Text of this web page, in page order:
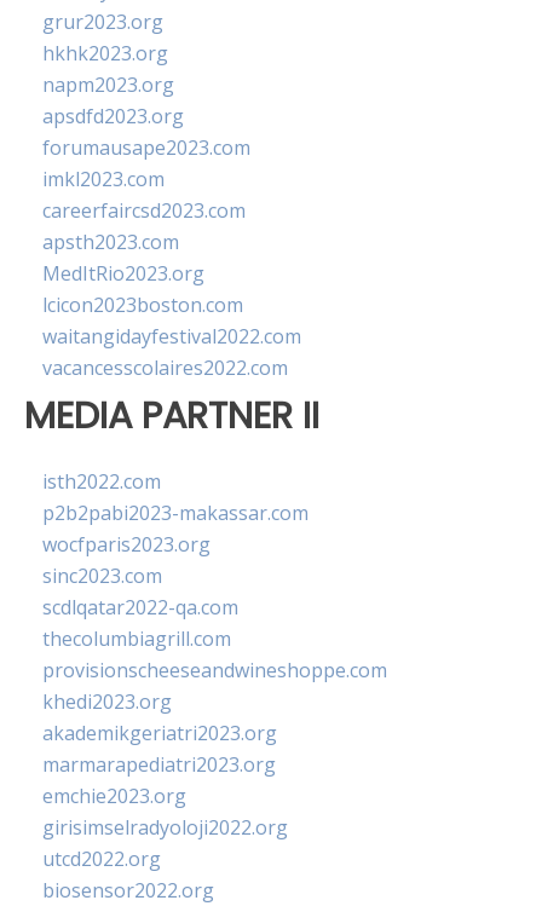
grur2023.org
hkhk2023.org
napm2023.org
apsdfd2023.org
forumausape2023.com
imkl2023.com
careerfaircsd2023.com
apsth2023.com
MedItRio2023.org
lcicon2023boston.com
waitangidayfestival2022.com
vacancesscolaires2022.com
MEDIA PARTNER II
isth2022.com
p2b2pabi2023-makassar.com
wocfparis2023.org
sinc2023.com
scdlqatar2022-qa.com
thecolumbiagrill.com
provisionscheeseandwineshoppe.com
khedi2023.org
akademikgeriatri2023.org
marmarapediatri2023.org
emchie2023.org
girisimselradyoloji2022.org
utcd2022.org
biosensor2022.org